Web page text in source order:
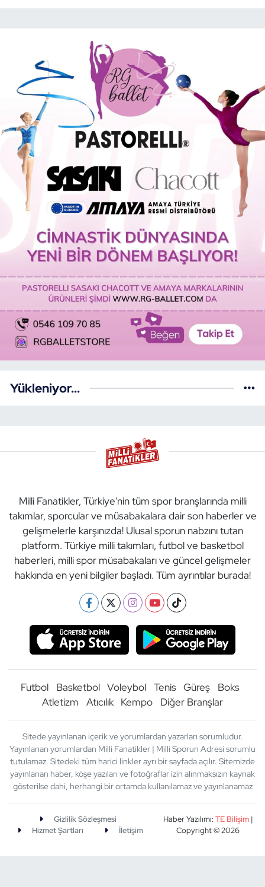
Yükleniyor...
Milli Fanatikler, Türkiye'nin tüm spor branşlarında milli
takımlar, sporcular ve müsabakalara dair son haberler ve
gelişmelerle karşınızda! Ulusal sporun nabzını tutan
platform. Türkiye milli takımları, futbol ve basketbol
haberleri, milli spor müsabakaları ve güncel gelişmeler
hakkında en yeni bilgiler başladı. Tüm ayrıntılar burada!
Futbol Basketbol Voleybol Tenis Güreş
Boks
Atletizm
Atıcılık Kempo Diğer Branşlar
Sitede yayınlanan içerik ve yorumlardan yazarları sorumludur.
Yayınlanan yorumlardan Milli Fanatikler | Milli Sporun Adresi sorumlu
tutulamaz. Sitedeki tüm harici linkler ayrı bir sayfada açılır. Sitemizde
yayınlanan haber, köşe yazıları ve fotoğraflar izin alınmaksızın kaynak
gösterilse dahi, herhangi bir ortamda kullanılamaz ve yayınlanamaz
Gizlilik Sözleşmesi
Hizmet Şartları
İletişim
Haber Yazılımı:TE Bilişim|
Copyright © 2026